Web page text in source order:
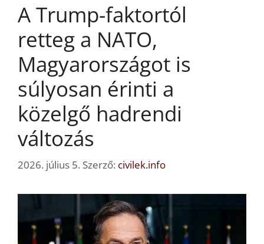
A Trump-faktortól
retteg a NATO,
Magyarországot is
súlyosan érinti a
közelgő hadrendi
változás
2026. július 5. Szerző: civilek.info